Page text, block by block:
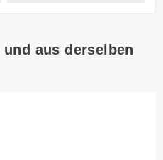
aus derselben